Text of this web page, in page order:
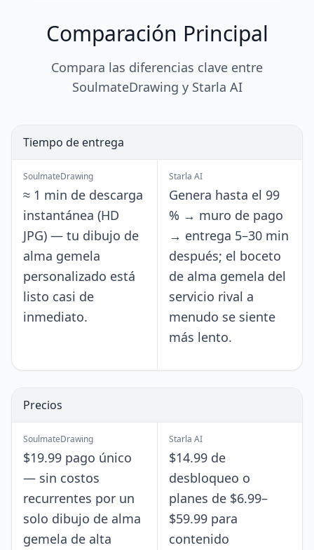
Comparación Principal
Compara las diferencias clave entre
SoulmateDrawing y Starla AI
Tiempo de entrega
SoulmateDrawing
≈ 1 min de descarga
instantánea (HD
JPG) — tu dibujo de
alma gemela
personalizado está
listo casi de
inmediato.
Starla AI
Genera hasta el 99
% → muro de pago
→ entrega 5–30 min
después; el boceto
de alma gemela del
servicio rival a
menudo se siente
más lento.
Precios
SoulmateDrawing
$19.99 pago único
— sin costos
recurrentes por un
solo dibujo de alma
gemela de alta
Starla AI
$14.99 de
desbloqueo o
planes de $6.99–
$59.99 para
contenido